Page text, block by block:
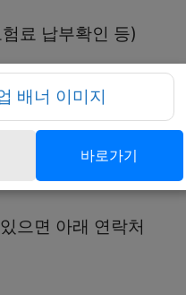
료 납부확인 등)
증빙서류(분기별
으면 아래 연락처
바로가기